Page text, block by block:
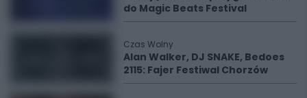
do Magic Beats Festival
Czas Wolny
Alan Walker, DJ SNAKE, Bedoes
2115: Fajer Festiwal Chorzów